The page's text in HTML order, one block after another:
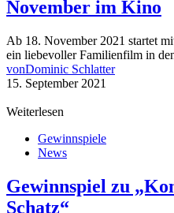
November im Kino
Ab 18. November 2021 startet
ein liebevoller Familienfilm in
vonDominic Schlatter
15. September 2021
Weiterlesen
Gewinnspiele
News
Gewinnspiel zu
Schatz“